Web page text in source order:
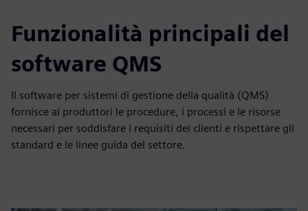
Funzionalità principali del
software QMS
Il software per sistemi di gestione della qualità (QMS)
fornisce ai produttori le procedure, i processi e le risorse
necessari per soddisfare i requisiti dei clienti e rispettare gli
standard e le linee guida del settore.